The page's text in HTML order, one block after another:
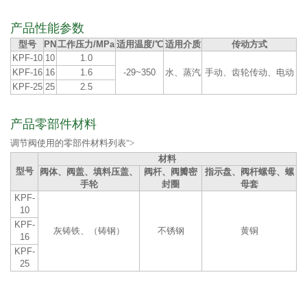
产品性能参数
型号 PN工作压力/MPa 适用温度/℃ 适用介质
传动方式
KPF-10 10
1.0
-29~350
水、蒸汽 手动、齿轮传动、电动
KPF-16 16
1.6
KPF-25 25 2.5
产品零部件材料
调节阀使用的零部件材料列表">
型号
材料
阀体、阀盖、填料压盖、
手轮
阀杆、阀瓣密
封圈
指示盘、阀杆螺母、螺
母套
KPF-
10
灰铸铁、（铸钢）
不锈钢 黄铜
KPF-
16
KPF-
25